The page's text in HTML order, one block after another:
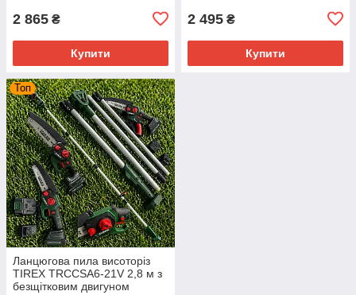
2 865 ₴
Купити
2 495 ₴
Купити
Топ
Ланцюгова пила висоторіз
TIREX TRCCSA6-21V 2,8 м з
безщітковим двигуном